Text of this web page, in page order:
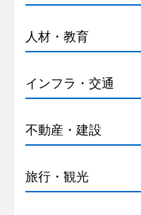
人材・教育
インフラ・交通
不動産・建設
旅行・観光